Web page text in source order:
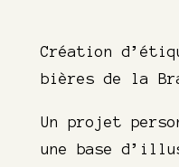
Création
bières de la
Un projet
une base